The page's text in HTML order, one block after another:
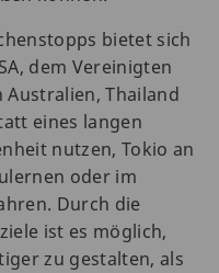
bietet sich
dem Vereinigten
Thailand
eines langen
nutzen, Tokio an
oder im
Durch die
ist es möglich,
zu gestalten, als